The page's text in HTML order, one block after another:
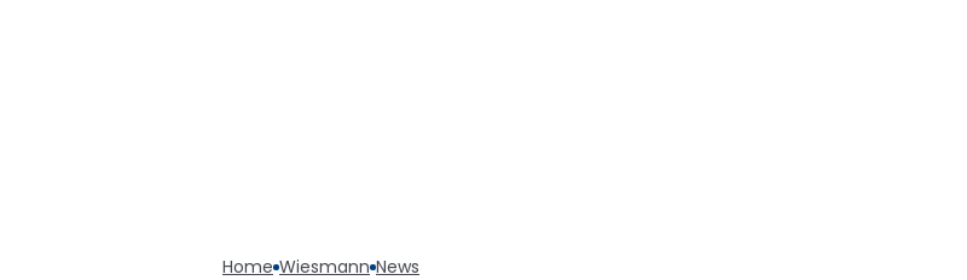
Home Wiesmann News